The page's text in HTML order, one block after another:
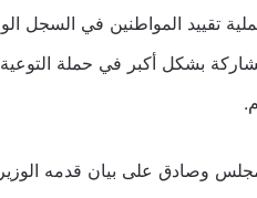
تقييد المواطنين في السجل
بشكل أكبر في حملة
وصادق على بيان قدمه الوزير